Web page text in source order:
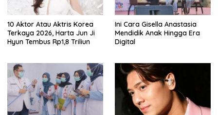
10 Aktor Atau Aktris Korea
Terkaya 2026, Harta Jun Ji
Hyun Tembus Rp1,8 Triliun
Ini Cara Gisella Anastasia
Mendidik Anak Hingga Era
Digital